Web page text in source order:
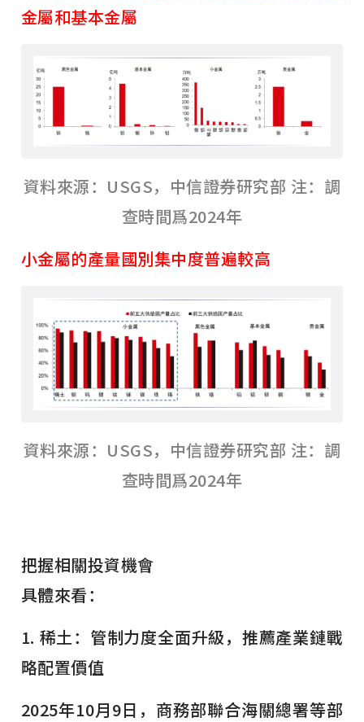
金屬和基本金屬
資料來源：USGS，中信證券研究部 注：調
查時間爲2024年
小金屬的產量國別集中度普遍較高
資料來源：USGS，中信證券研究部 注：調
查時間爲2024年
把握相關投資機會
具體來看：
1. 稀土：管制力度全面升級，推薦產業鏈戰
略配置價值
2025年10月9日，商務部聯合海關總署等部